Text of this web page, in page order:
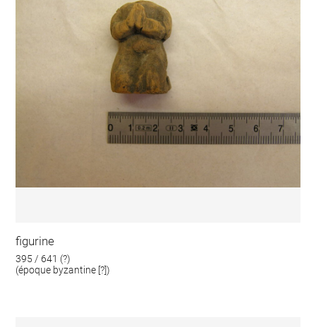
figurine
395 / 641 (?)
(époque byzantine [?])